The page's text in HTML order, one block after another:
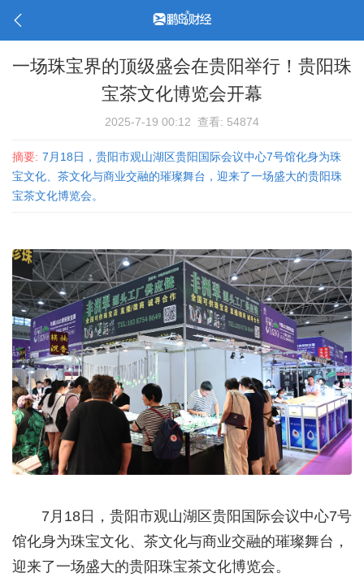
一场珠宝界的顶级盛会在贵阳举行！贵阳珠
宝茶文化博览会开幕
2025-7-19 00:12 查看: 54874
摘要: 7月18日，贵阳市观山湖区贵阳国际会议中心7号馆化身为珠
宝文化、茶文化与商业交融的璀璨舞台，迎来了一场盛大的贵阳珠
宝茶文化博览会。
7月18日，贵阳市观山湖区贵阳国际会议中心7号
馆化身为珠宝文化、茶文化与商业交融的璀璨舞台，
迎来了一场盛大的贵阳珠宝茶文化博览会。